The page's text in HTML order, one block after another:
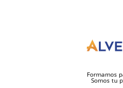
Formamos
Somos tu